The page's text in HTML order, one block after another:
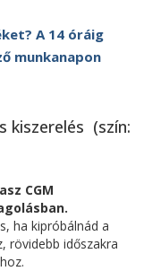
A 14 óráig
munkanapon
kiszerelés (szín:
CGM
ha kipróbálnád a
rövidebb időszakra